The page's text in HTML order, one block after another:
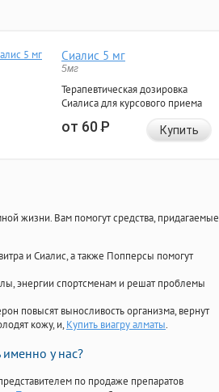
Сиалис 5 мг
5мг
Терапевтическая дозировка
Сиалиса для курсового приема
от 60Р Купить
жизни. Вам помогут средства, придагаемые
и Сиалис, а также Попперсы помогут
энергии спортсменам и решат проблемы
повысят выносливость организма, вернут
кожу, и, Купить виагру алматы.
у нас?
по продаже препаратов